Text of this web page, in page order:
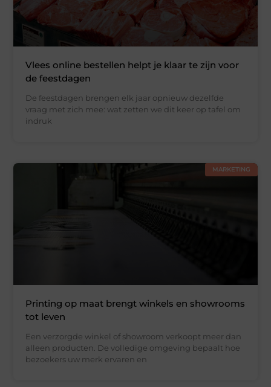
Vlees online bestellen helpt je klaar te zijn voor
de feestdagen
De feestdagen brengen elk jaar opnieuw dezelfde
vraag met zich mee: wat zetten we dit keer op tafel om
indruk
MARKETING
Printing op maat brengt winkels en showrooms
tot leven
Een verzorgde winkel of showroom verkoopt meer dan
alleen producten. De volledige omgeving bepaalt hoe
bezoekers uw merk ervaren en